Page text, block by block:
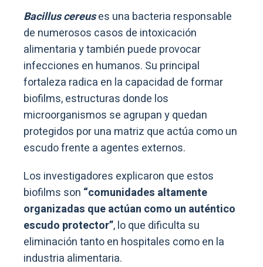
Bacillus cereuses una bacteria responsable
de numerosos casos de intoxicación
alimentaria y también puede provocar
infecciones en humanos. Su principal
fortaleza radica en la capacidad de formar
biofilms, estructuras donde los
microorganismos se agrupan y quedan
protegidos por una matriz que actúa como un
escudo frente a agentes externos.
Los investigadores explicaron que estos
biofilms son “comunidades altamente
organizadas que actúan como un auténtico
escudo protector”, lo que dificulta su
eliminación tanto en hospitales como en la
industria alimentaria.